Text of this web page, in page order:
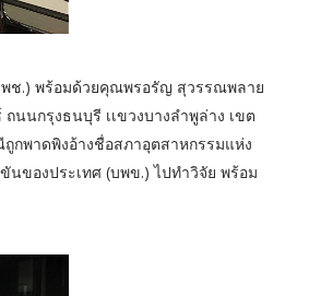
ช.) พร้อมด้วยคุณพรอรัญ สุวรรณพลาย
นกรุงธนบุรี เเขวงบางลำพูล่าง เขต
กพาดพิงอ้างชื่อสภาอุตสาหกรรมแห่ง
ของประเทศ (บพข.) ไปทำวิจัย พร้อม